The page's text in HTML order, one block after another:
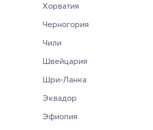
Хорватия
Черногория
Чили
Швейцария
Шри-Ланка
Эквадор
Эфиопия